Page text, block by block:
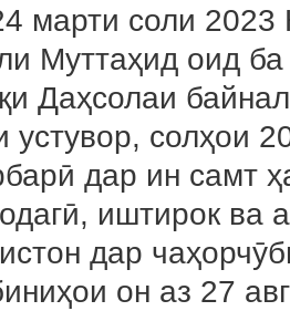
марти соли
Муттаҳид оид ба
Даҳсолаи
устувор, солҳои
дар ин самт
иштирок ва
дар
он аз 27